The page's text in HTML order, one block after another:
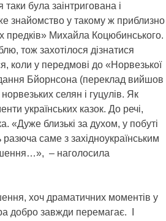
була заінтригована і
знайомство у такому ж приблизно
предків» Михайла Коцюбинського.
тож захотілося дізнатися
коли у передмові до «Норвезької
Бйорнсона (переклад вийшов
селян і гуцулів. Як
українських казок. До речі,
«Дуже близькі за духом, у побуті
разюча саме з західноукраїнським
– наголосила
хоч драматичних моментів у
добро завжди перемагає. І